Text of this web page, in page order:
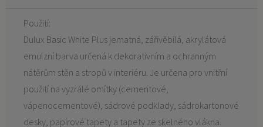
Použití:
Dulux Basic White Plus jematná, zářivěbílá, akrylátová
emulzní barva určená k dekorativním a ochranným
nátěrům stěn a stropů v interiéru. Je určena pro vnitřní
použití na vyzrálé omítky (cementové,
vápenocementové), sádrové podklady, sádrokartonové
desky, papírové tapety a tapety ze skelného vlákna.